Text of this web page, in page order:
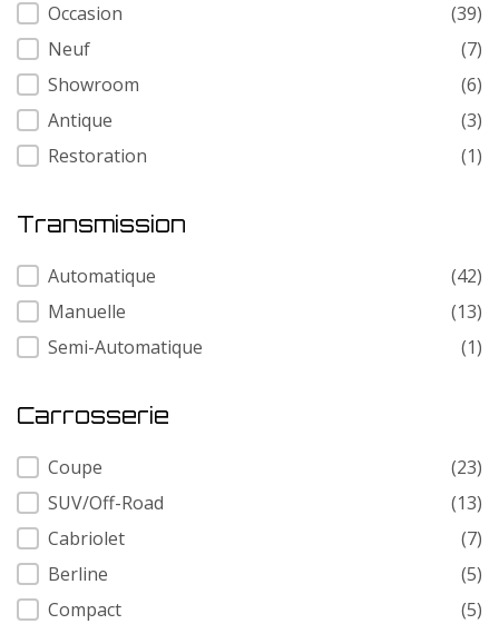
Condition
Occasion
(39)
Neuf
(7)
Showroom
(6)
Antique
(3)
Restoration
(1)
Transmission
Transmission
Automatique
(42)
Manuelle
(13)
Semi-Automatique
(1)
Carrosserie
Carrosserie
Coupe
(23)
SUV/Off-Road
(13)
Cabriolet
(7)
Berline
(5)
Compact
(5)